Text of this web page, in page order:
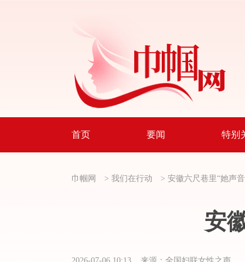
首页 要闻 特别
巾帼网 > 我们在行动 > 安徽六尺巷里“她声
安